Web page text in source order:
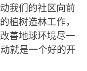
我们的社区向前
植树造林工作，
善地球环境尽一
就是一个好的开